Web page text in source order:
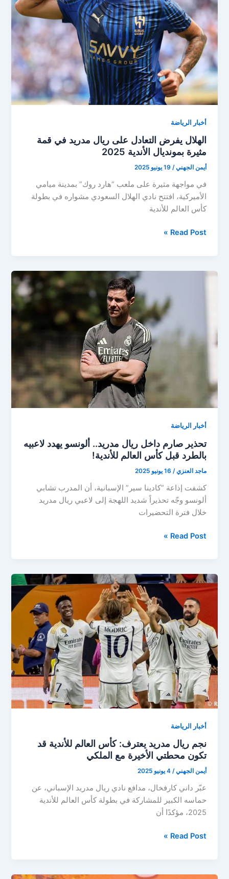
على
أنشيلوتي
بعد
تعادل
الهلال!
أخبار الرياضة
الهلال يفرض التعادل على ريال مدريد في قمة
مثيرة بمونديال الأندية 2025
أيمن الجهني/ 19 يونيو 2025
في مواجهة مثيرة على ملعب “هارد روك” بمدينة ميامي
الأميركية، افتتح نادي الهلال السعودي مشواره في بطولة
كأس العالم للأندية
الهلال
على
بمونديال
Read Post »
أخبار الرياضة
تحذير صارم داخل ريال مدريد.. ألونسو يهدد لاعبيه
بالطرد قبل كأس العالم للأندية!
ماجد العنزي/ 16 يونيو 2025
كشفت إذاعة “كادينا سير” الإسبانية، أن المدرب تشابي
ألونسو وجّه تحذيراً شديد اللهجة إلى لاعبي ريال مدريد
خلال فترة التحضيرات
تحذير
ريال
مدريد..
ألونسو
يهدد
لاعبيه
بالطرد
قبل
كأس
العالم
للأندية!
Read Post »
أخبار الرياضة
نجم ريال مدريد يعترف: كأس العالم للأندية قد
تكون محطتي الأخيرة مع الملكي
أيمن الجهني/4 يونيو 2025
عبّر داني كارفخال، مدافع نادي ريال مدريد الإسباني، عن
حماسه الكبير للمشاركة في بطولة كأس العالم للأندية
2025، مؤكدًا أن
نجم
يعترف:
Read Post »